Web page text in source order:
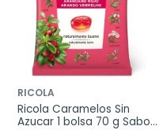
RICOLA
Ricola Caramelos Sin
Azucar 1 bolsa 70 g Sabor